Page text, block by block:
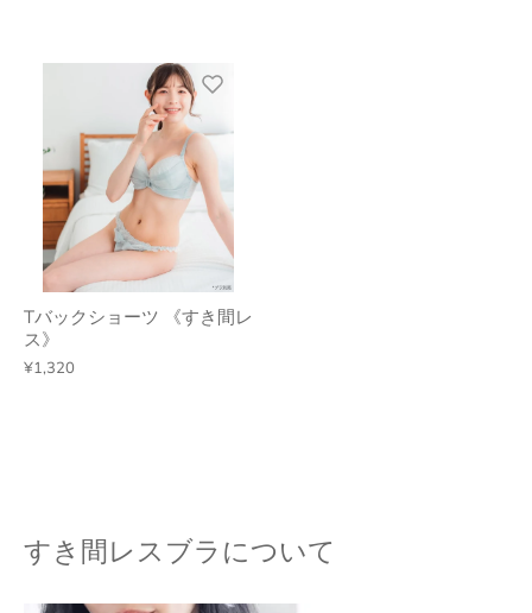
Tバックショーツ 《すき間レ
ス》
¥1,320
すき間レスブラについて